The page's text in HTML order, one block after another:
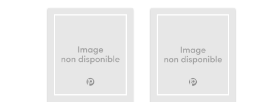
vannes BERGEAUD
[…]"
tête dégagées des
pieux isolés qui
viendront se relierles
ancrages du quai"